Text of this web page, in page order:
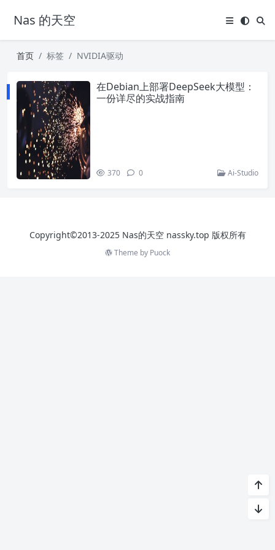
Nas 的天空
首页 标签 NVIDIA驱动
在Debian上部署DeepSeek大模型：
一份详尽的实战指南
370 0 Ai-Studio
Copyright©2013-2025 Nas的天空 nassky.top 版权所有
Theme by Puock